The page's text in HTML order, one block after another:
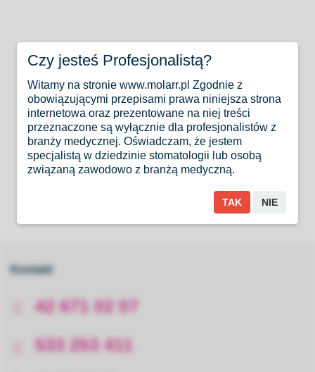
Instrumenty Orimed objęte są programami:
Kontakt
42 671 02 07
533 253 411
Czy jesteś Profesjonalistą?
Witamy na stronie www.molarr.pl Zgodnie z
obowiązującymi przepisami prawa niniejsza strona
internetowa oraz prezentowane na niej treści
przeznaczone są wyłącznie dla profesjonalistów z
branży medycznej. Oświadczam, że jestem
specjalistą w dziedzinie stomatologii lub osobą
związaną zawodowo z branżą medyczną.
TAK NIE